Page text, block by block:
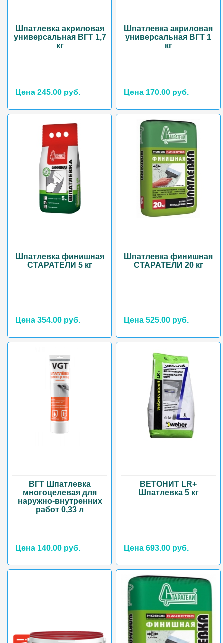
Шпатлевка акриловая
универсальная ВГТ 1,7
кг
Цена 245.00 руб.
Шпатлевка акриловая
универсальная ВГТ 1
кг
Цена 170.00 руб.
Шпатлевка финишная
СТАРАТЕЛИ 5 кг
Цена 354.00 руб.
Шпатлевка финишная
СТАРАТЕЛИ 20 кг
Цена 525.00 руб.
ВГТ Шпатлевка
многоцелевая для
наружно-внутренних
работ 0,33 л
Цена 140.00 руб.
ВЕТОНИТ LR+
Шпатлевка 5 кг
Цена 693.00 руб.